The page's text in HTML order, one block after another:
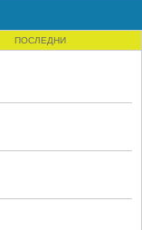
ПОСЛЕДНИ